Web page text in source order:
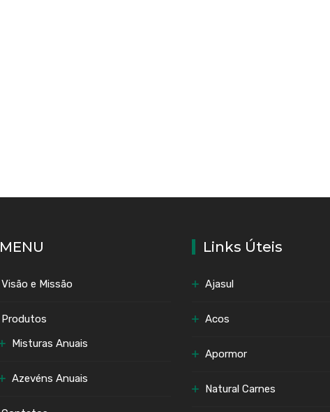
MENU
Visão e Missão
Produtos
Misturas Anuais
Azevéns Anuais
Links Úteis
Ajasul
Acos
Apormor
Natural Carnes